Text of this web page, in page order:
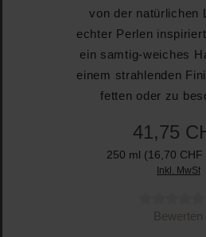
von der natürlichen
echter Perlen
ein samtig-weiches
einem strahlenden
fetten oder zu
41,75
250 ml (16,70 CHF
Inkl. MwSt
Durchschnittliche Bewertung von 0
Bewerten